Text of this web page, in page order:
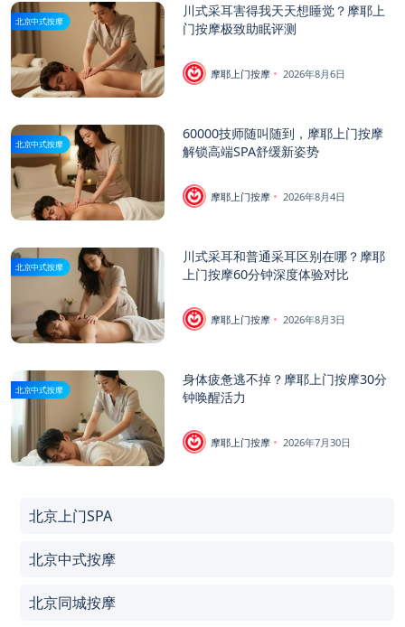
北京中式按摩
川式采耳害得我天天想睡觉？摩耶上
门按摩极致助眠评测
摩耶上门按摩 2026年8月6日
北京中式按摩
60000技师随叫随到，摩耶上门按摩
解锁高端SPA舒缓新姿势
摩耶上门按摩 2026年8月4日
北京中式按摩
川式采耳和普通采耳区别在哪？摩耶
上门按摩60分钟深度体验对比
摩耶上门按摩 2026年8月3日
北京中式按摩
身体疲惫逃不掉？摩耶上门按摩30分
钟唤醒活力
摩耶上门按摩 2026年7月30日
北京上门SPA
北京中式按摩
北京同城按摩